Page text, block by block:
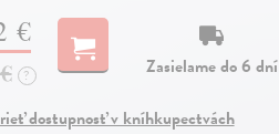
€
?
Zasielame do 6 dní
dostupnosť v kníhkupectvách